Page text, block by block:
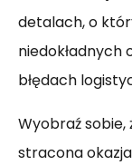
detalach, o
niedokładnych
błędach
Wyobraź
stracona